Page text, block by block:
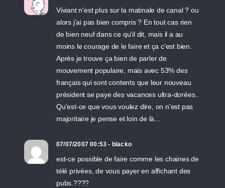
Viviant n'est plus sur la matinale de canal ? ou
alors j'ai pas bien compris ? En tout cas rien
de bien neuf dans ce qu'il dit, mais il a au
moins le courage de le faire et ça c'est bien.
Après je trouve ça bien de parler de
mouvement populaire, mais avec 53% des
français qui sont contents que leur nouveau
président se paye des vacances ultra-dorées..
Qu'est-ce que vous voulez dire, on n'est pas
majoritaire je pense et loin de là...
07/07/2007 00:53 - blacko
est-ce possible de faire comme les chaines de
télé privées, de vous payer en affichant des
pubs.????